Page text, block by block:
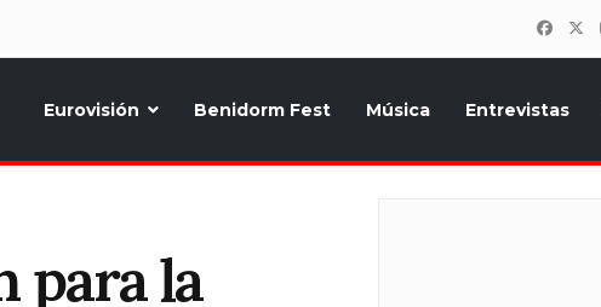
Eurovisión Benidorm Fest Música Entrevistas
para la